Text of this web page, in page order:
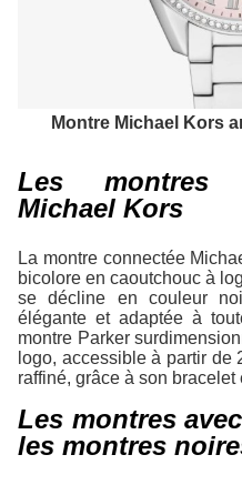
Montre Michael Kors
Les montres
Michael Kors
La montre connectée
bicolore en caoutchouc à
se décline en couleur
élégante et adaptée à
montre Parker
logo, accessible à partir de
raffiné, grâce à son bracelet
Les montres
les montres